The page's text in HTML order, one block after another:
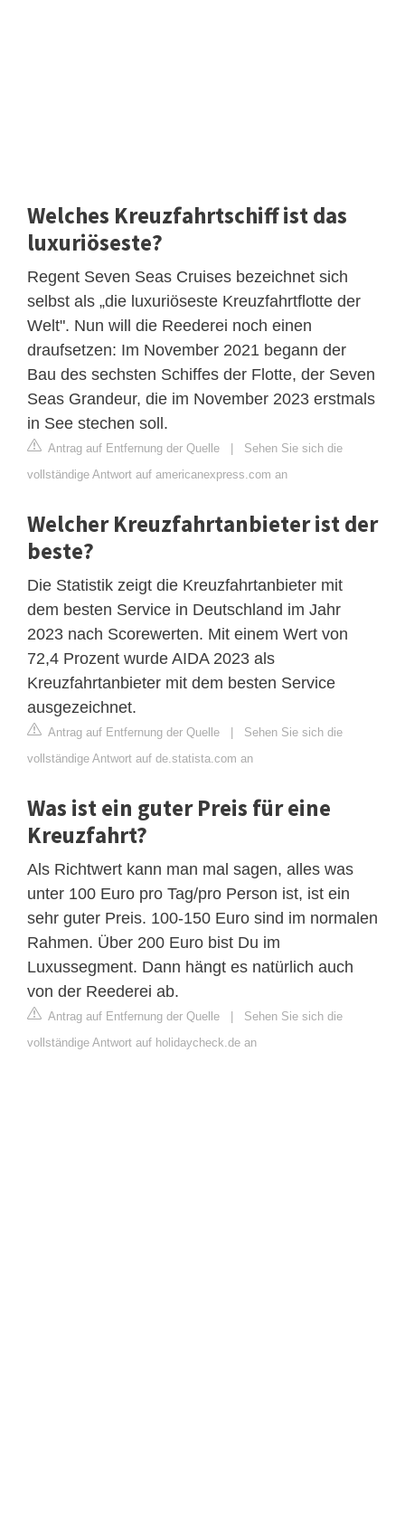
Welches Kreuzfahrtschiff ist das
luxuriöseste?
Regent Seven Seas Cruises bezeichnet sich
selbst als „die luxuriöseste Kreuzfahrtflotte der
Welt". Nun will die Reederei noch einen
draufsetzen: Im November 2021 begann der
Bau des sechsten Schiffes der Flotte, der Seven
Seas Grandeur, die im November 2023 erstmals
in See stechen soll.
Antrag auf Entfernung der Quelle | Sehen Sie sich die
vollständige Antwort auf americanexpress.com an
Welcher Kreuzfahrtanbieter ist der
beste?
Die Statistik zeigt die Kreuzfahrtanbieter mit
dem besten Service in Deutschland im Jahr
2023 nach Scorewerten. Mit einem Wert von
72,4 Prozent wurde AIDA 2023 als
Kreuzfahrtanbieter mit dem besten Service
ausgezeichnet.
Antrag auf Entfernung der Quelle | Sehen Sie sich die
vollständige Antwort auf de.statista.com an
Was ist ein guter Preis für eine
Kreuzfahrt?
Als Richtwert kann man mal sagen, alles was
unter 100 Euro pro Tag/pro Person ist, ist ein
sehr guter Preis. 100-150 Euro sind im normalen
Rahmen. Über 200 Euro bist Du im
Luxussegment. Dann hängt es natürlich auch
von der Reederei ab.
Antrag auf Entfernung der Quelle | Sehen Sie sich die
vollständige Antwort auf holidaycheck.de an